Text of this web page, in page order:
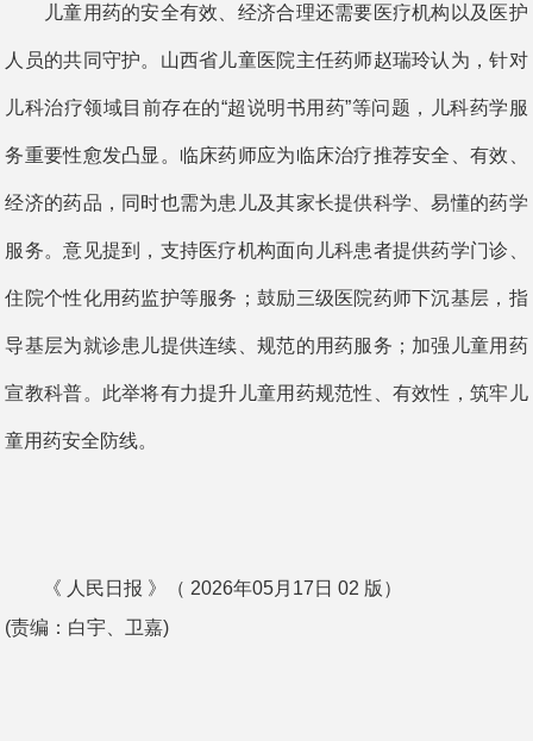
儿童用药的安全有效、经济合理还需要医疗机构以及医护
人员的共同守护。山西省儿童医院主任药师赵瑞玲认为，针对
儿科治疗领域目前存在的“超说明书用药”等问题，儿科药学服
务重要性愈发凸显。临床药师应为临床治疗推荐安全、有效、
经济的药品，同时也需为患儿及其家长提供科学、易懂的药学
服务。意见提到，支持医疗机构面向儿科患者提供药学门诊、
住院个性化用药监护等服务；鼓励三级医院药师下沉基层，指
导基层为就诊患儿提供连续、规范的用药服务；加强儿童用药
宣教科普。此举将有力提升儿童用药规范性、有效性，筑牢儿
童用药安全防线。
《 人民日报 》（ 2026年05月17日 02 版）
(责编：白宇、卫嘉)